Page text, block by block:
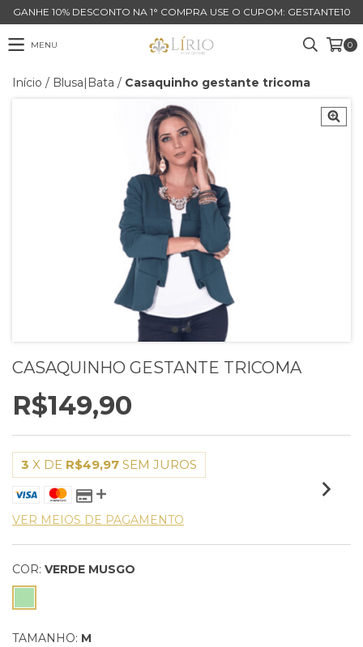
GANHE 10% DESCONTO NA 1° COMPRA USE O CUPOM: GESTANTE10
MENU 0
Início / Blusa|Bata / Casaquinho gestante tricoma
CASAQUINHO GESTANTE TRICOMA
R$149,90
3 X DE R$49,97 SEM JUROS
VER MEIOS DE PAGAMENTO
COR: VERDE MUSGO
TAMANHO: M